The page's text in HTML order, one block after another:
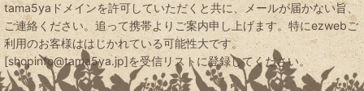
tama5yaドメインを許可していただくと共に、メールが届かない旨、
ご連絡ください。追って携帯よりご案内申し上げます。特にezwebご
利用のお客様ははじかれている可能性大です。
[shopinfo@tama5ya.jp]を受信リストに登録してください。